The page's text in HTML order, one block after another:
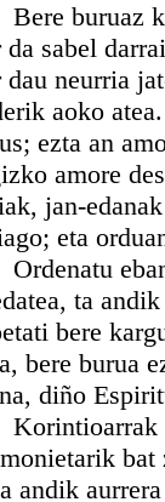
buruaz
da sabel
dau neurria
aoko
ezta an
amore
jan-
eta
eban
ta
bere
bere burua
diño
bat
andik